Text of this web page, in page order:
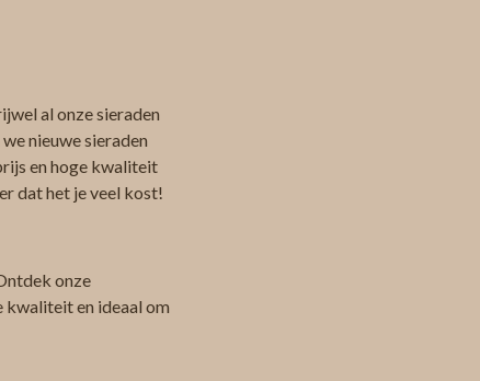
al onze sieraden
nieuwe sieraden
en hoge kwaliteit
dat het je veel kost!
onze
kwaliteit en ideaal om